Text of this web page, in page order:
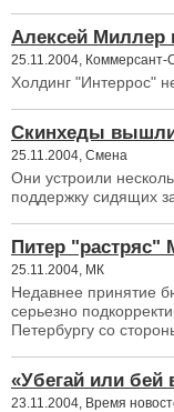
Алексей Миллер
25.11.2004,
Холдинг "Интеррос"
Скинхеды вышли
25.11.2004, Смена
Они устроили
поддержку сидящих
Питер "растряс"
25.11.2004, МК
Недавнее принятие
серьезно
Петербургу со
«Убегай или бей
23.11.2004, Время